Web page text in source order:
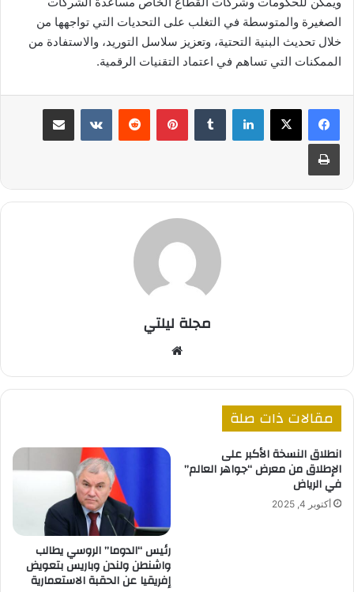
الصغيرة والمتوسطة في التغلب على التحديات التي تواجهها من
خلال تحديث البنية التحتية، وتعزيز سلاسل التوريد، والاستفادة من
الممكنات التي تساهم في اعتماد التقنيات الرقمية.
لينكدإن بينتيريست مشاركة عبر البريد
طباعة
مجلة ليلتي
مقالات ذات صلة
انطلاق النسخة الأكبر على
الإطلاق من معرض “جواهر العالم”
في الرياض
أكتوبر 4, 2025
رئيس “الدوما” الروسي يطالب
واشنطن ولندن وباريس بتعويض
إفريقيا عن الحقبة الاستعمارية